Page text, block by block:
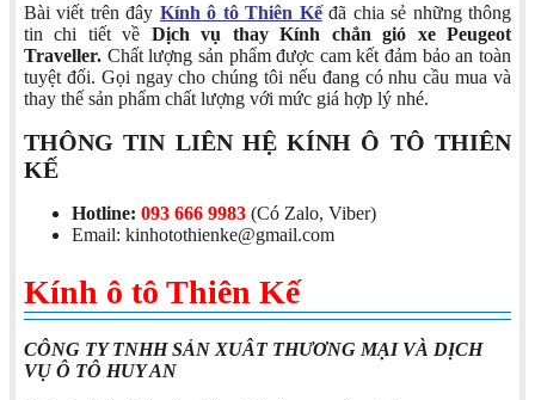
Bài viết trên đây Kính ô tô Thiên Kếđã chia sẻ những thông
tin chi tiết về Dịch vụ thay Kính chắn gió xe Peugeot
Traveller. Chất lượng sản phẩm được cam kết đảm bảo an toàn
tuyệt đối. Gọi ngay cho chúng tôi nếu đang có nhu cầu mua và
thay thế sản phẩm chất lượng với mức giá hợp lý nhé.
THÔNG TIN LIÊN HỆ KÍNH Ô TÔ THIÊN
KẾ
Hotline: 093 666 9983 (Có Zalo, Viber)
Email: kinhotothienke@gmail.com
Kính ô tô Thiên Kế
CÔNG TY TNHH SẢN XUÂT THƯƠNG MẠI VÀ DỊCH
VỤ Ô TÔ HUY AN